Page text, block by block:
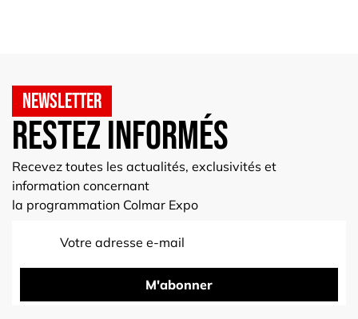
Newsletter
Restez informés
Recevez toutes les actualités, exclusivités et
information concernant
la programmation Colmar Expo
M'abonner